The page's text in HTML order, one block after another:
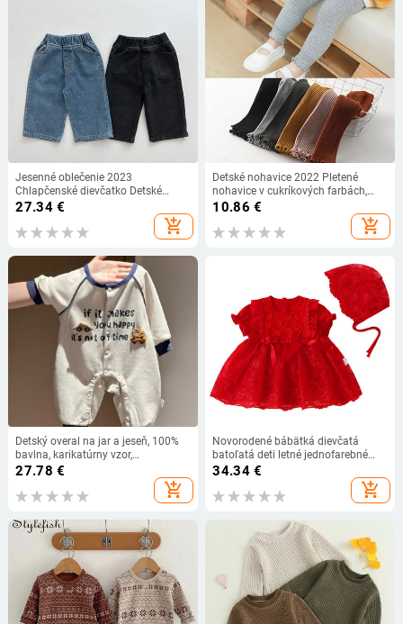
Jesenné oblečenie 2023
Chlapčenské dievčatko Detské
ležérne džínsy Detské retro pevné
voľné džínsové nohavice Detské
bavlnené nohavice so širokými
27.34€
add_shopping_cart
Detské nohavice 2022 Pletené
nohavice v cukríkových farbách,
outfity pre batoľatá a dievčatá,
rebrované legíny, pruhované ležérne
nohavice, legíny pre dojčatá a deti
10.86 €
add_shopping_cart
Detský overal na jar a jeseň, 100%
bavlna, karikatúrny vzor,
novorodenci 0–12 mesiacov
27.78 €
add_shopping_cart
Novorodené bábätká dievčatá
batoľatá deti letné jednofarebné
krátke rukávy s mašľou mini šaty
34.34€
add_shopping_cart